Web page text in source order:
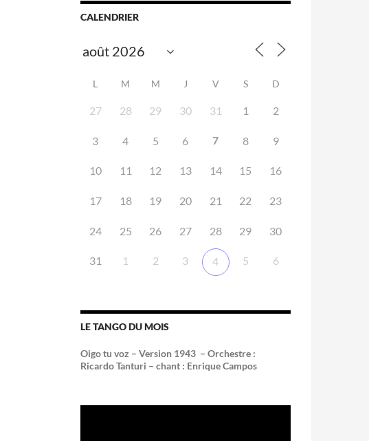
CALENDRIER
L M M J V S D
27 28 29 30 31 1 2
3 4 5 6 7 8 9
10 11 12 13 14 15 16
17 18 19 20 21 22 23
24 25 26 27 28 29 30
31 1 2 3 4 5 6
LE TANGO DU MOIS
Oigo tu voz – Version 1943 – Orchestre :
Ricardo Tanturi – chant : Enrique Campos